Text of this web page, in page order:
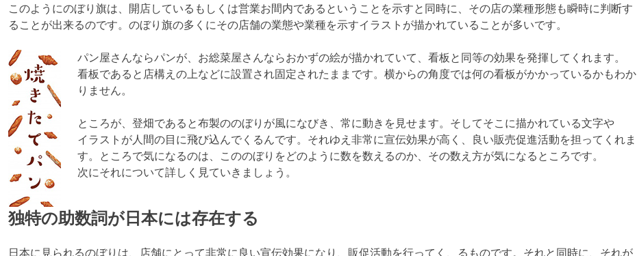
このようにのぼり旗は、開店しているもしくは営業お間内であるということを示すと同時に、その店の業種形態も瞬時に判断す
ることが出来るのです。のぼり旗の多くにその店舗の業態や業種を示すイラストが描かれていることが多いです。
パン屋さんならパンが、お総菜屋さんならおかずの絵が描かれていて、看板と同等の効果を発揮してくれます。
看板であると店構えの上などに設置され固定されたままです。横からの角度では何の看板がかかっているかもわか
りません。
ところが、登畑であると布製ののぼりが風になびき、常に動きを見せます。そしてそこに描かれている文字や
イラストが人間の目に飛び込んでくるんです。それゆえ非常に宣伝効果が高く、良い販売促進活動を担ってくれま
す。ところで気になるのは、こののぼりをどのように数を数えるのか、その数え方が気になるところです。
次にそれについて詳しく見ていきましょう。
独特の助数詞が日本には存在する
日本に見られるのぼりは、店舗にとって非常に良い宣伝効果になり、販促活動を行ってく、るものです。それと同時に、それが